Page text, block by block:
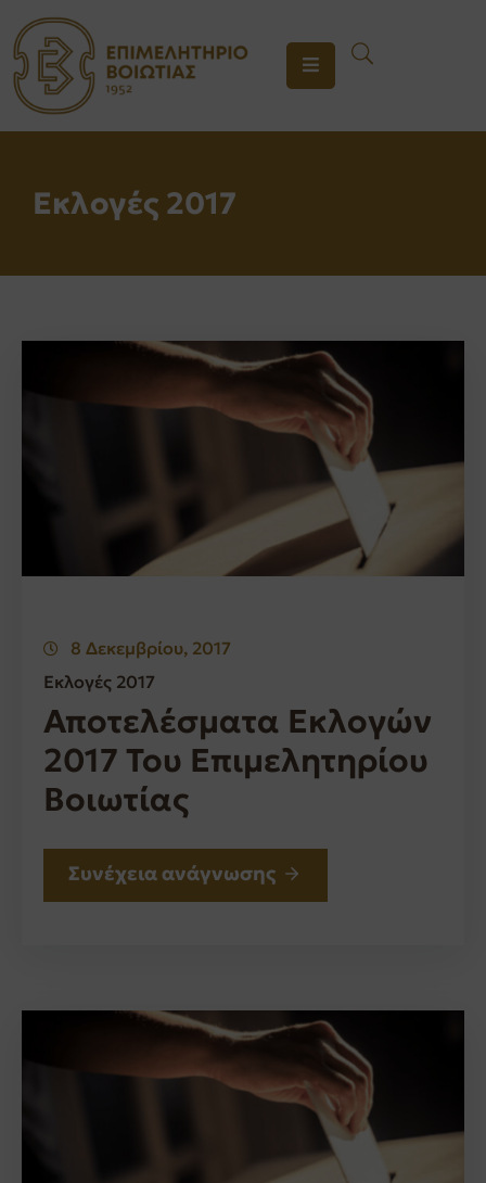
ΤΟ
ΕΠΙΜΕΛΗΤΗΡΙΟ
ΕΝΗΜΕΡΩΣΗ
Εκλογές 2017
8 Δεκεμβρίου, 2017
Εκλογές 2017
Αποτελέσματα Εκλογών
2017 Του Επιμελητηρίου
Βοιωτίας
Συνέχεια ανάγνωσης